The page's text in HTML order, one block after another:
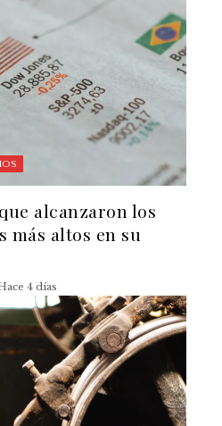
alcanzaron los
más altos en su
4 días